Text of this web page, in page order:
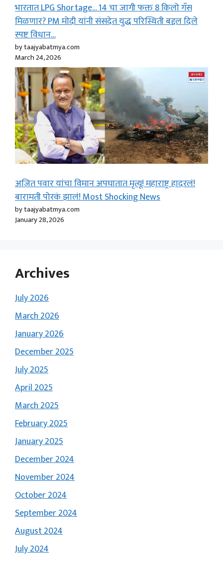
भारतात LPG Shortage… 14 चा जागी फक्त 8 किलो गॅस
मिळणार? PM मोदी यांनी संसदेत युद्ध परिस्थिती बद्दल दिले
स्पष्ट विधान…
by taajyabatmya.com
March 24, 2026
अजित पवार यांचा विमान अपघातात मृत्यू! महाराष्ट्र हादरलं!
बारामती पोरकं झालं! Most Shocking News
by taajyabatmya.com
January 28, 2026
Archives
July 2026
March 2026
January 2026
December 2025
July 2025
April 2025
March 2025
February 2025
January 2025
December 2024
November 2024
October 2024
September 2024
August 2024
July 2024